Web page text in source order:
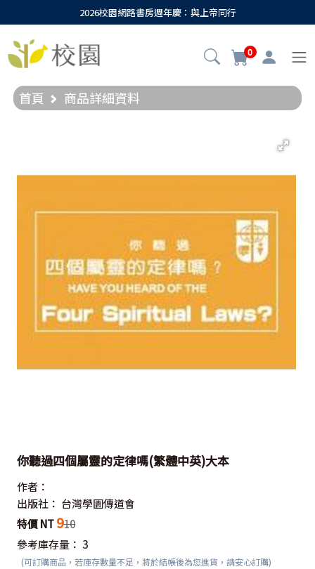
2026校園網路書房週年慶：與上帝同行
0
首頁 商品詳細資料
你聽過四個屬靈的定律嗎(繁體中英)大本
作者：
出版社： 台灣學園傳道會
特價 NT 910
參考庫存量： 3
(可訂購商品，若庫存數量不足，將於結帳後為您進貨，請安心訂購)